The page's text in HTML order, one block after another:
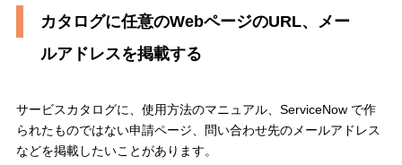
カタログに任意のWebページのURL、メー
ルアドレスを掲載する
サービスカタログに、使用方法のマニュアル、ServiceNow で作
られたものではない申請ページ、問い合わせ先のメールアドレス
などを掲載したいことがあります。